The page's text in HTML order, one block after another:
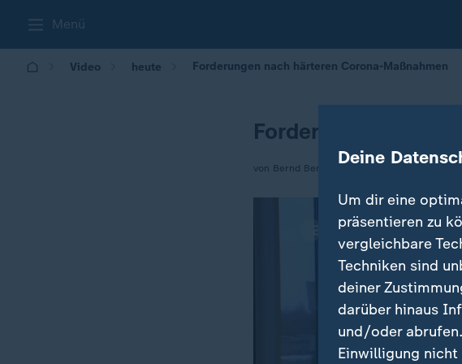
Menü
Video heute Forderungen nach härteren Corona-Maßnahmen
Forderungen nach
von Bernd Benthin Deine
Um dir eine
präsentieren zu
vergleichbare
Techniken sind
deiner
darüber hinaus
und/oder
Einwilligung